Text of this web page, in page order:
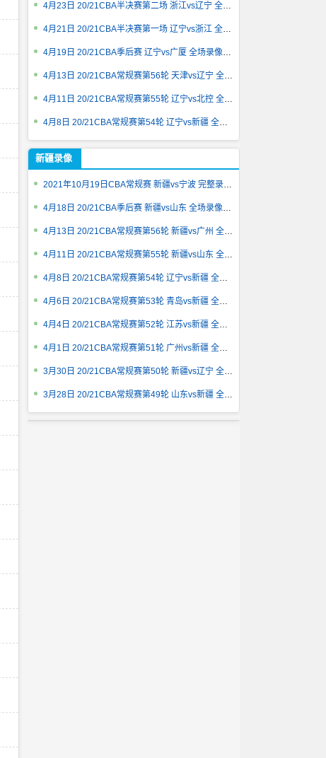
4月23日 20/21CBA半决赛第二场 浙江vs辽宁 全场录像回放
4月21日 20/21CBA半决赛第一场 辽宁vs浙江 全场录像回放
4月19日 20/21CBA季后赛 辽宁vs广厦 全场录像回放
4月13日 20/21CBA常规赛第56轮 天津vs辽宁 全场录像回放
4月11日 20/21CBA常规赛第55轮 辽宁vs北控 全场录像回放
4月8日 20/21CBA常规赛第54轮 辽宁vs新疆 全场录像回放
新疆录像
2021年10月19日CBA常规赛 新疆vs宁波 完整录像回放
4月18日 20/21CBA季后赛 新疆vs山东 全场录像回放
4月13日 20/21CBA常规赛第56轮 新疆vs广州 全场录像回放
4月11日 20/21CBA常规赛第55轮 新疆vs山东 全场录像回放
4月8日 20/21CBA常规赛第54轮 辽宁vs新疆 全场录像回放
4月6日 20/21CBA常规赛第53轮 青岛vs新疆 全场录像回放
4月4日 20/21CBA常规赛第52轮 江苏vs新疆 全场录像回放
4月1日 20/21CBA常规赛第51轮 广州vs新疆 全场录像回放
3月30日 20/21CBA常规赛第50轮 新疆vs辽宁 全场录像回放
3月28日 20/21CBA常规赛第49轮 山东vs新疆 全场录像回放